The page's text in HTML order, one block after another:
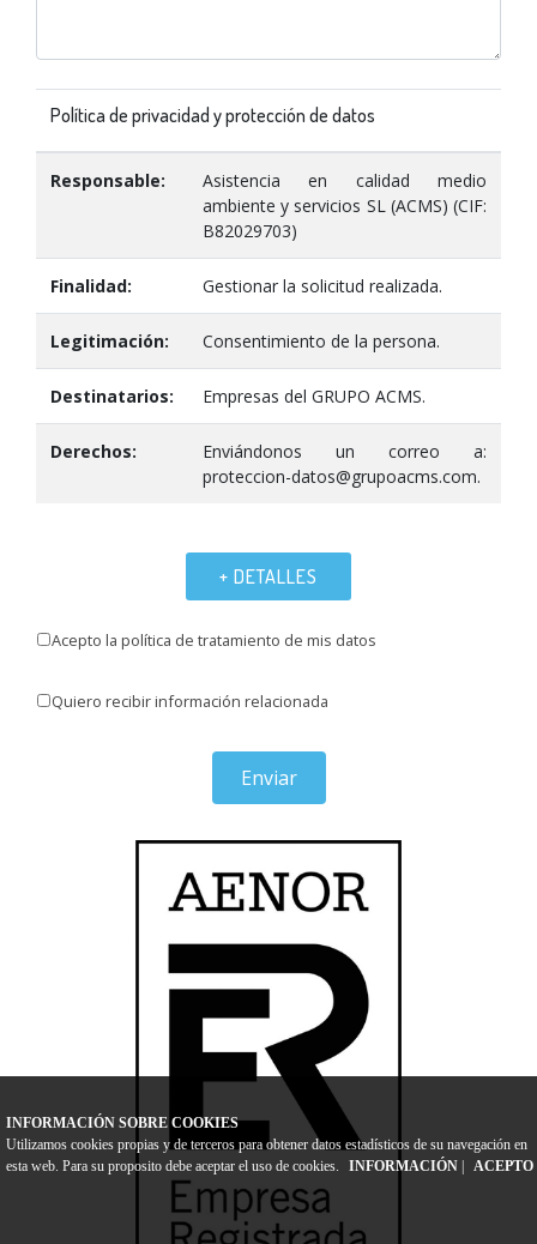
Política de privacidad y protección de datos
Responsable:
Asistencia en calidad medio
ambiente y servicios SL (ACMS) (CIF:
B82029703)
Finalidad: Gestionar la solicitud realizada.
Legitimación: Consentimiento de la persona.
Destinatarios: Empresas del GRUPO ACMS.
Derechos:
Enviándonos un correo a:
proteccion-datos@grupoacms.com.
+ DETALLES
Acepto la política de tratamiento de mis datos
Quiero recibir información relacionada
Enviar
INFORMACIÓN SOBRE COOKIES
Utilizamos cookies propias y de terceros para obtener datos estadísticos de su navegación en
esta web. Para su proposito debe aceptar el uso de cookies.
INFORMACIÓN ACEPTO